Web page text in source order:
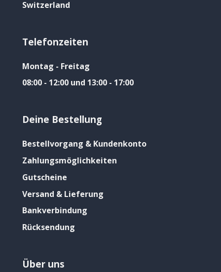
Switzerland
Telefonzeiten
Montag - Freitag
08:00 - 12:00 und 13:00 - 17:00
Deine Bestellung
Bestellvorgang & Kundenkonto
Zahlungsmöglichkeiten
Gutscheine
Versand & Lieferung
Bankverbindung
Rücksendung
Über uns